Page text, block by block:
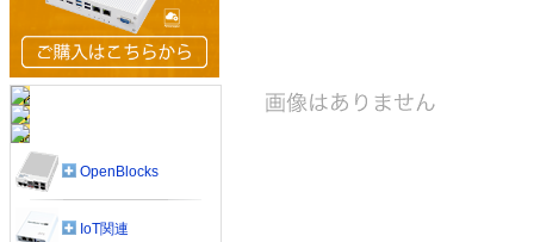
OpenBlocks
IoT関連